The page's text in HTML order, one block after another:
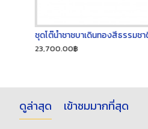
ชุดโต๊น้ำชาชบาเดินทองสีธรรมชาติ
23,700.00฿
ดูล่าสุด เข้าชมมากที่สุด